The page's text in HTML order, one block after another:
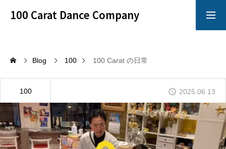
100 Carat Dance Company
Top
レッスン
「心技体」すべてを満たすことのできるレッスン
Blog 100 100 Carat の日常
100 2025.06.13